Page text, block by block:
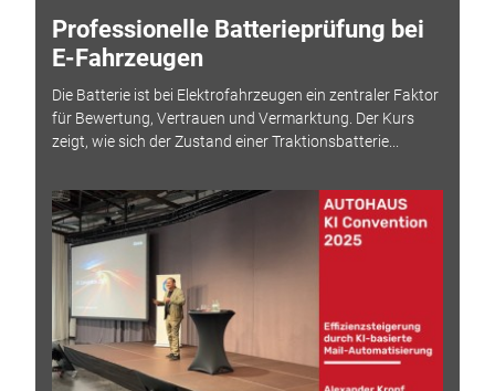
Professionelle Batterieprüfung bei
E-Fahrzeugen
Die Batterie ist bei Elektrofahrzeugen ein zentraler Faktor
für Bewertung, Vertrauen und Vermarktung. Der Kurs
zeigt, wie sich der Zustand einer Traktionsbatterie...